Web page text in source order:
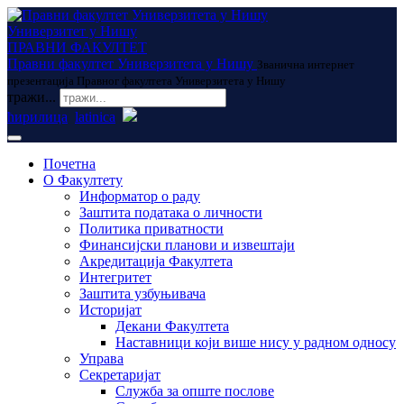
Универзитет у Нишу
ПРАВНИ ФАКУЛТЕТ
Правни факултет Универзитета у Нишу Званична интернет
презентација Правног факултета Универзитета у Нишу
тражи...
ћирилица latinica
Почетна
О Факултету
Информатор о раду
Заштита података о личности
Политика приватности
Финансијски планови и извештаји
Акредитација Факултета
Интегритет
Заштита узбуњивача
Историјат
Декани Факултета
Наставници који више нису у радном односу
Управа
Секретаријат
Служба за опште послове